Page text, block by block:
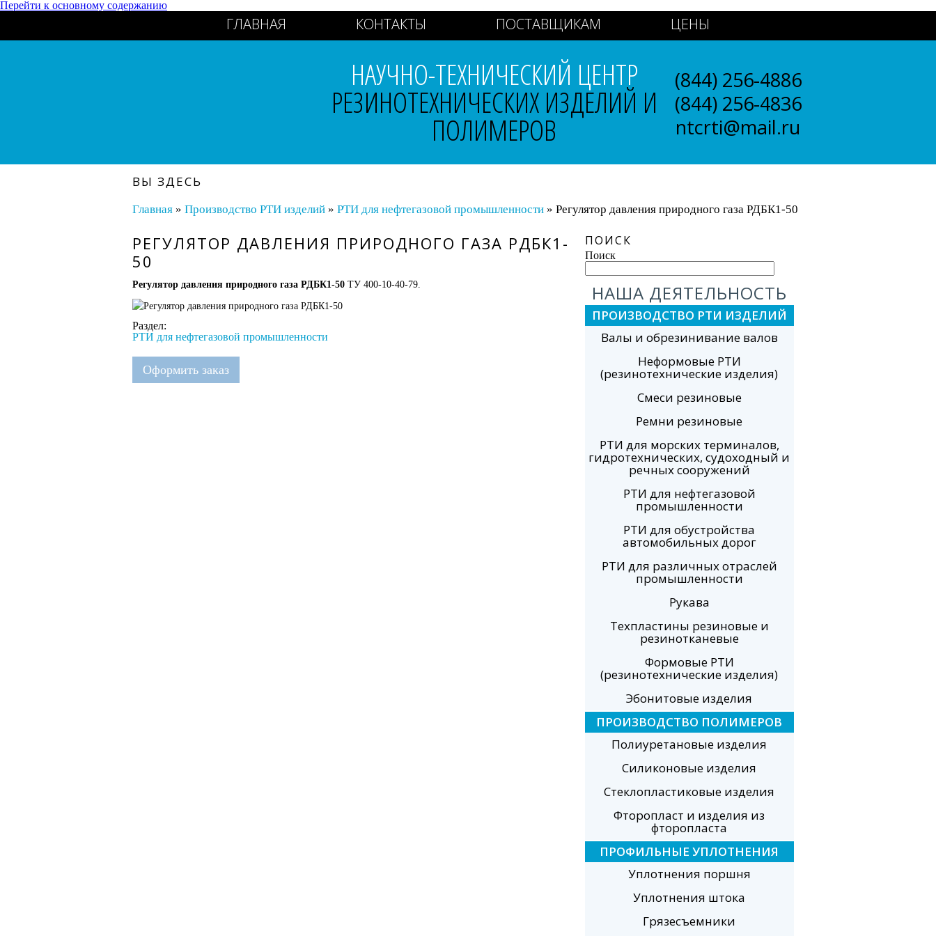
Перейти к основному содержанию
ГЛАВНАЯ КОНТАКТЫ ПОСТАВЩИКАМ ЦЕНЫ
НАУЧНО-ТЕХНИЧЕСКИЙ ЦЕНТР
РЕЗИНОТЕХНИЧЕСКИХ ИЗДЕЛИЙ И
ПОЛИМЕРОВ
(844) 256-4886
(844) 256-4836
ntcrti@mail.ru
ВЫ ЗДЕСЬ
Главная» Производство РТИ изделий» РТИ для нефтегазовой промышленности» Регулятор давления природного газа РДБК1-50
РЕГУЛЯТОР ДАВЛЕНИЯ ПРИРОДНОГО ГАЗА РДБК1-
50
Регулятор давления природного газа РДБК1-50ТУ 400-10-40-79.
Раздел:
РТИ для нефтегазовой промышленности
Оформить заказ
ПОИСК
Поиск
НАША ДЕЯТЕЛЬНОСТЬ
ПРОИЗВОДСТВО РТИ ИЗДЕЛИЙ
Валы и обрезинивание валов
Неформовые РТИ
(резинотехнические изделия)
Смеси резиновые
Ремни резиновые
РТИ для морских терминалов,
гидротехнических, судоходный и
речных сооружений
РТИ для нефтегазовой
промышленности
РТИ для обустройства
автомобильных дорог
РТИ для различных отраслей
промышленности
Рукава
Техпластины резиновые и
резинотканевые
Формовые РТИ
(резинотехнические изделия)
Эбонитовые изделия
ПРОИЗВОДСТВО ПОЛИМЕРОВ
Полиуретановые изделия
Силиконовые изделия
Стеклопластиковые изделия
Фторопласт и изделия из
фторопласта
ПРОФИЛЬНЫЕ УПЛОТНЕНИЯ
Уплотнения поршня
Уплотнения штока
Грязесъемники